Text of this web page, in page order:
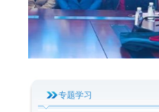
专题学习